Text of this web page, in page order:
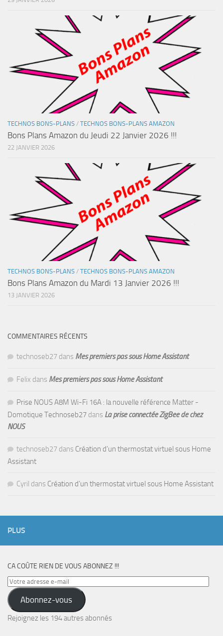
TECHNOS BONS-PLANS / TECHNOS BONS-PLANS AMAZON
Bons Plans Amazon du Jeudi 22 Janvier 2026 !!!
22 JANVIER 2026
TECHNOS BONS-PLANS / TECHNOS BONS-PLANS AMAZON
Bons Plans Amazon du Mardi 13 Janvier 2026 !!!
13 JANVIER 2026
COMMENTAIRES RÉCENTS
technoseb27 dans Mes premiers pas sous Home Assistant
Felix dans Mes premiers pas sous Home Assistant
Prise NOUS A8M Wi-Fi 16A : la nouvelle référence Matter -
Domotique Technoseb27 dans La prise connectée ZigBee de chez
NOUS
technoseb27 dans Création d’un thermostat virtuel sous Home
Assistant
Cyril dans Création d’un thermostat virtuel sous Home Assistant
PLUS
CA COÛTE RIEN DE VOUS ABONNEZ !!!
Votre
adresse
e-
mail
Abonnez-vous
Rejoignez les 194 autres abonnés